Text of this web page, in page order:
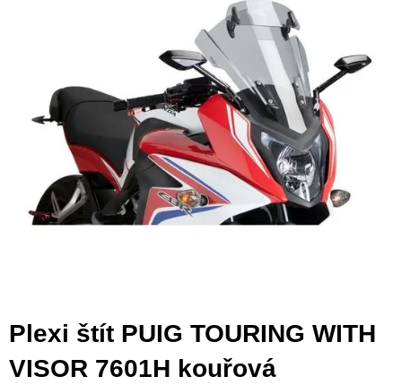
Plexi štít PUIG TOURING WITH
VISOR 7601H kouřová